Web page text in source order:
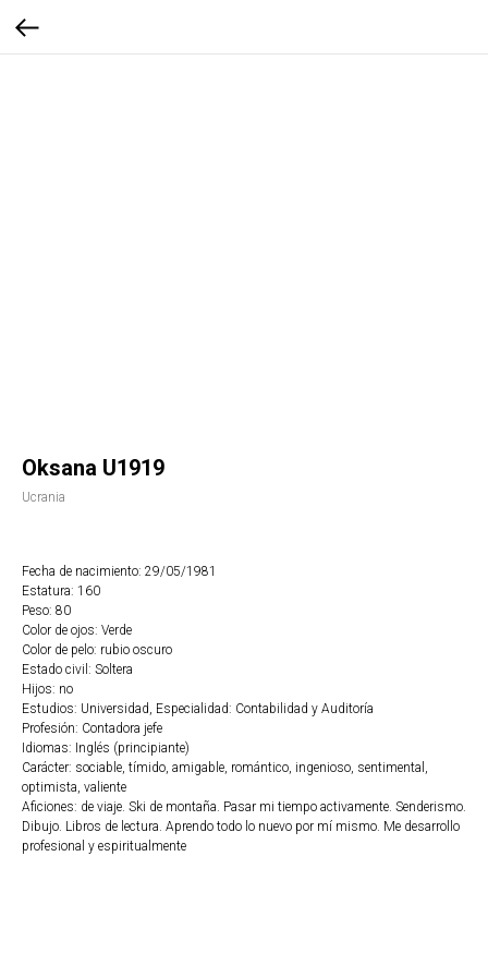
Oksana U1919
Ucrania
Fecha de nacimiento: 29/05/1981
Estatura: 160
Peso: 80
Color de ojos: Verde
Color de pelo: rubio oscuro
Estado civil: Soltera
Hijos: no
Estudios: Universidad, Especialidad: Contabilidad y Auditoría
Profesión: Contadora jefe
Idiomas: Inglés (principiante)
Carácter: sociable, tímido, amigable, romántico, ingenioso, sentimental,
optimista, valiente
Aficiones: de viaje. Ski de montaña. Pasar mi tiempo activamente. Senderismo.
Dibujo. Libros de lectura. Aprendo todo lo nuevo por mí mismo. Me desarrollo
profesional y espiritualmente